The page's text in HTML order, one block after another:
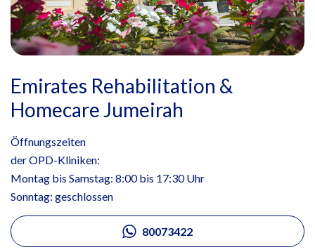
Emirates Rehabilitation &
Homecare Jumeirah
Öffnungszeiten
der OPD-Kliniken:
Montag bis Samstag: 8:00 bis 17:30 Uhr
Sonntag: geschlossen
80073422